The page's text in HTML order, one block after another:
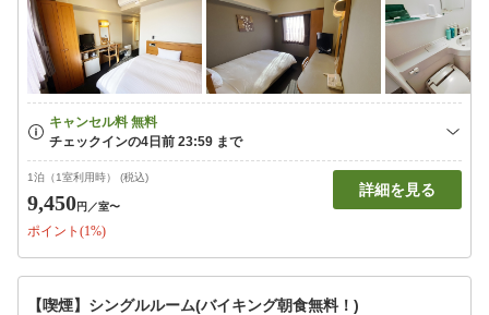
1泊（1室利用時） (税込)
9,450円 ／室〜
ポイント(1%)
詳細を見る
【喫煙】シングルルーム(バイキング朝食無料！)